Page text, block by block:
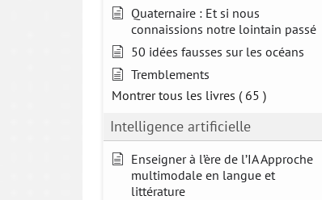
Quaternaire : Et si nous
connaissions notre lointain passé
50 idées fausses sur les océans
Tremblements
Montrer tous les livres ( 65 )
Intelligence artificielle
Enseigner à l’ère de l’IA Approche
multimodale en langue et
littérature